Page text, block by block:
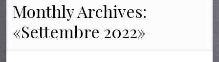
Monthly Archives:
«Settembre 2022»